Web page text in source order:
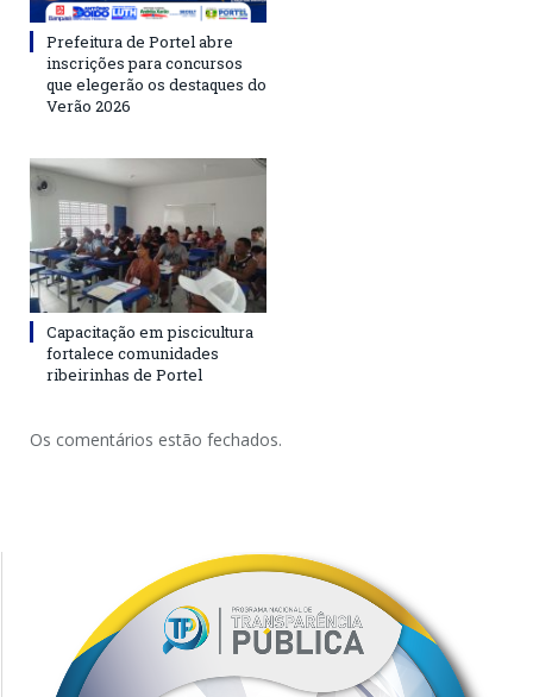
Prefeitura de Portel abre
inscrições para concursos
que elegerão os destaques do
Verão 2026
Capacitação em piscicultura
fortalece comunidades
ribeirinhas de Portel
Os comentários estão fechados.